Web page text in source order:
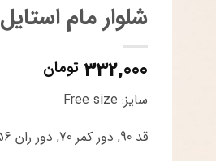
شلوار مام استایل E31601
332,000 تومان
سایز: Free size
قد 90, دور کمر 70, دور ران 56 سانتی متر